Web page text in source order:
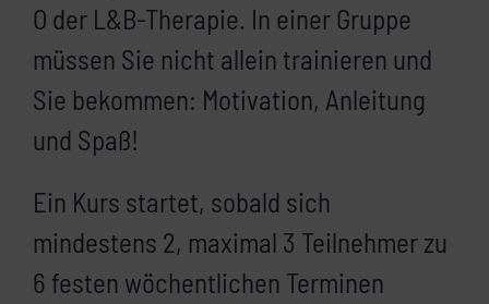
O der L&B-Therapie. In einer Gruppe
müssen Sie nicht allein trainieren und
Sie bekommen: Motivation, Anleitung
und Spaß!
Ein Kurs startet, sobald sich
mindestens 2, maximal 3 Teilnehmer zu
6 festen wöchentlichen Terminen